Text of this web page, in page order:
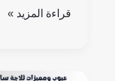
قراءة المزيد »